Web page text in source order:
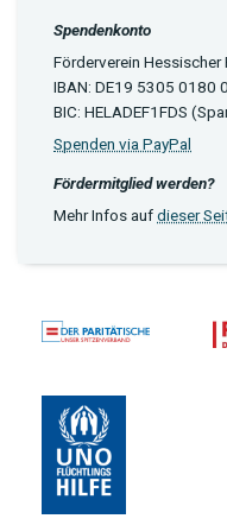
Spendenkonto
Förderverein Hessischer
IBAN: DE19 5305 0180
BIC: HELADEF1FDS
Spenden via PayPal
Fördermitglied werden?
Mehr Infos aufdieser